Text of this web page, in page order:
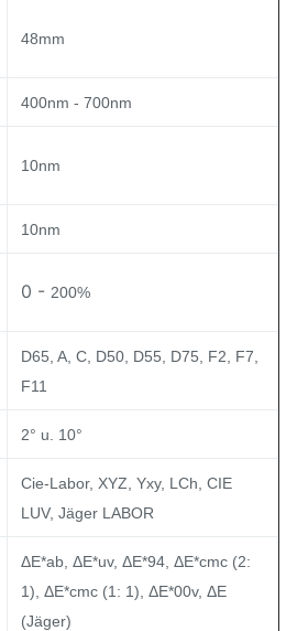
48mm
400nm - 700nm
10nm
10nm
0 - 200%
D65, A, C, D50, D55, D75, F2, F7,
F11
2° u. 10°
Cie-Labor, XYZ, Yxy, LCh, CIE
LUV, Jäger LABOR
ΔE*ab, ΔE*uv, ΔE*94, ΔE*cmc (2:
1), ΔE*cmc (1: 1), ΔE*00v, ΔE
(Jäger)